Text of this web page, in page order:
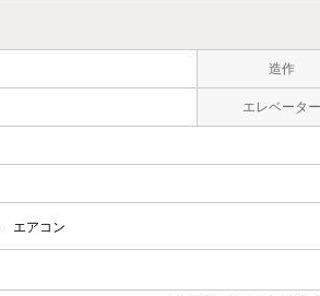
造作
エレベーター
エアコン